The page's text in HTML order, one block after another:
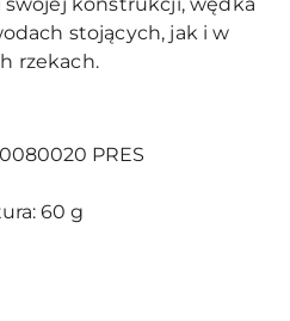
stojących, jak i w
rzekach.
PRES
60 g